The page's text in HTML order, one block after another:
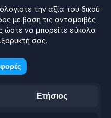
την αξία του δικού
με βάση τις ανταμοιβές
ώστε να μπορείτε εύκολα
σας.
Ετήσιος